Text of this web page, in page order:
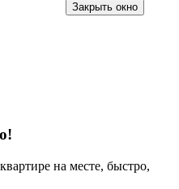
Закрыть окно
на месте, быстро,